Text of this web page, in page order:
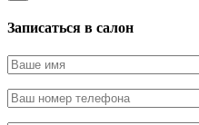
Записаться в салон